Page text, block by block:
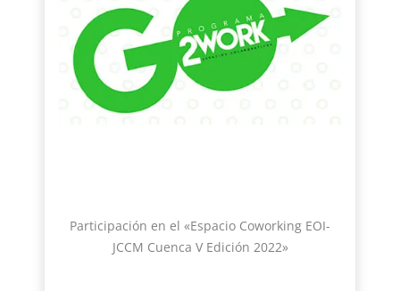
Participación en el «Espacio Coworking EOI-
JCCM Cuenca V Edición 2022»